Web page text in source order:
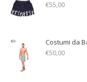
€55,00
Costumi da
€50,00